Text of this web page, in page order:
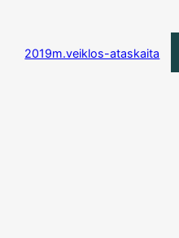
2019m.veiklos-ataskaita